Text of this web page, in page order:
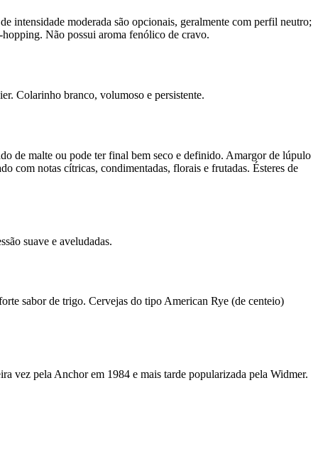
intensidade moderada são opcionais, geralmente com perfil neutro;
Não possui aroma fenólico de cravo.
Colarinho branco, volumoso e persistente.
de malte ou pode ter final bem seco e definido. Amargor de lúpulo
com notas cítricas, condimentadas, florais e frutadas. Ésteres de
suave e aveludadas.
sabor de trigo. Cervejas do tipo American Rye (de centeio)
vez pela Anchor em 1984 e mais tarde popularizada pela Widmer.